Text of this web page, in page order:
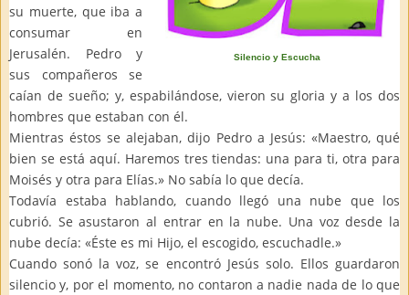
Silencio y Escucha
su muerte, que iba a
consumar en
Jerusalén. Pedro y
sus compañeros se
caían de sueño; y, espabilándose, vieron su gloria y a los dos
hombres que estaban con él.
Mientras éstos se alejaban, dijo Pedro a Jesús: «Maestro, qué
bien se está aquí. Haremos tres tiendas: una para ti, otra para
Moisés y otra para Elías.» No sabía lo que decía.
Todavía estaba hablando, cuando llegó una nube que los
cubrió. Se asustaron al entrar en la nube. Una voz desde la
nube decía: «Éste es mi Hijo, el escogido, escuchadle.»
Cuando sonó la voz, se encontró Jesús solo. Ellos guardaron
silencio y, por el momento, no contaron a nadie nada de lo que